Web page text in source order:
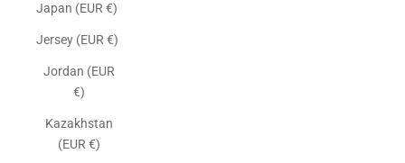
Japan (EUR €)
Jersey (EUR €)
Jordan (EUR
€)
Kazakhstan
(EUR €)